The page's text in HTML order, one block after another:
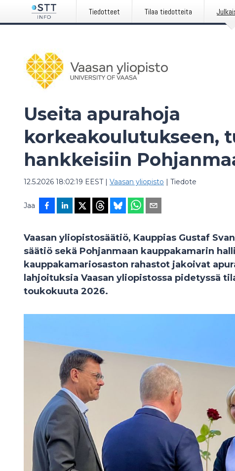
Tiedotteet Tilaa tiedotteita
Useita apurahoja
korkeakoulutukseen,
hankkeisiin
12.5.2026 18:02:19 EEST| Vaasan yliopisto | Tiedote
Jaa
Vaasan yliopistosäätiö, Kauppias Gustaf
säätiö sekä Pohjanmaan kauppakamarin
kauppakamariosaston rahastot jakoivat
lahjoituksia Vaasan yliopistossa pidetyssä
toukokuuta 2026.